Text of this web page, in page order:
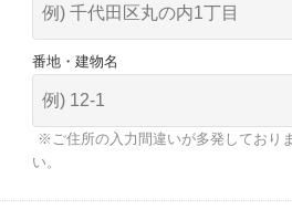
番地・建物名
※ご住所の入力間違いが多発しており
い。